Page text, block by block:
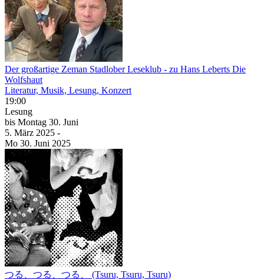
Der großartige Zeman Stadlober Leseklub - zu Hans Leberts Die
Wolfshaut
Literatur, Musik, Lesung, Konzert
19:00
Lesung
bis Montag 30. Juni
5. März 2025 -
Mo 30. Juni 2025
つる、つる、つる、 (Tsuru, Tsuru, Tsuru)